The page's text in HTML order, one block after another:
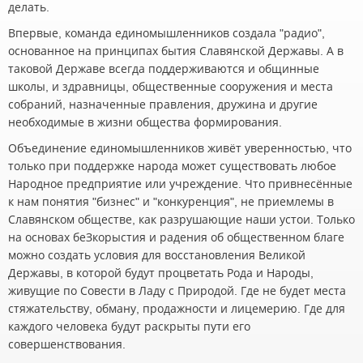
делать.
Впервые, команда единомышленников создала "радио",
основанное на принципах бытия Славянской Державы. А в
таковой Державе всегда поддерживаются и общинные
школы, и здравницы, общественные сооружения и места
собраний, назначенные правления, дружина и другие
необходимые в жизни общества формирования.
Объединение единомышленников живёт уверенностью, что
только при поддержке народа может существовать любое
Народное предприятие или учреждение. Что привнесённые
к нам понятия "бизнес" и "конкуренция", не приемлемы в
Славянском обществе, как разрушающие наши устои. Только
на основах беЗкорыстия и радения об общественном благе
можно создать условия для восстановления Великой
Державы, в которой будут процветать Рода и Народы,
живущие по Совести в Ладу с Природой. Где не будет места
стяжательству, обману, продажности и лицемерию. Где для
каждого человека будут раскрыты пути его
совершенствования.